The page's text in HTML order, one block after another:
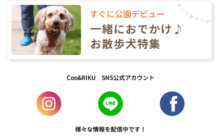
Coo&RIKU SNS公式アカウント
様々な情報を配信中です！